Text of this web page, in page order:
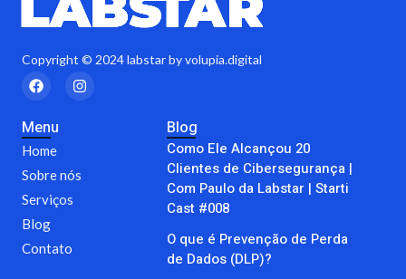
Copyright © 2024 labstar by volupia.digital
F
a
e
b
o
k
I
n
a
Menu
Home
Sobre nós
Serviços
Blog
Contato
Blog
Como Ele Alcançou 20
Clientes de Cibersegurança |
Com Paulo da Labstar | Starti
Cast #008
O que é Prevenção de Perda
de Dados (DLP)?